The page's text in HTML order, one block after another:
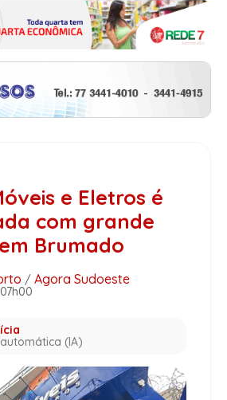
e Eletros é
com grande
Brumado
/ Agora Sudoeste
(IA)